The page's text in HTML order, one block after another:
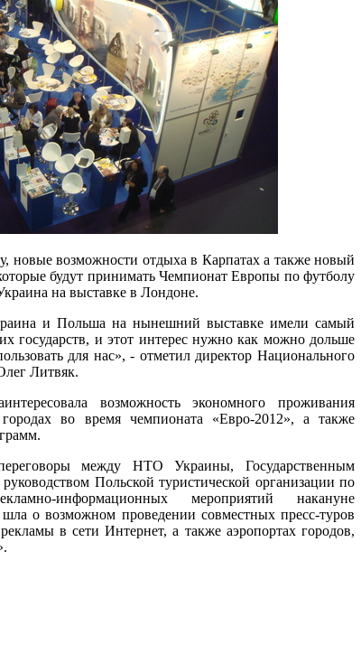
новые возможности отдыха в Карпатах а также новый
будут принимать Чемпионат Европы по футболу
на выставке в Лондоне.
и Польша на нынешний выставке имели самый
государств, и этот интерес нужно как можно дольше
для нас», - отметил директор Национального
Литвяк.
возможность экономного проживания
во время чемпионата «Евро-2012», а также
между НТО Украины, Государственным
Польской туристической организации по
информационных мероприятий накануне
о возможном проведении совместных пресс-туров
в сети Интернет, а также аэропортах городов,